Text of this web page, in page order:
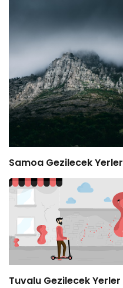
Samoa Gezilecek Yerler
Tuvalu Gezilecek Yerler